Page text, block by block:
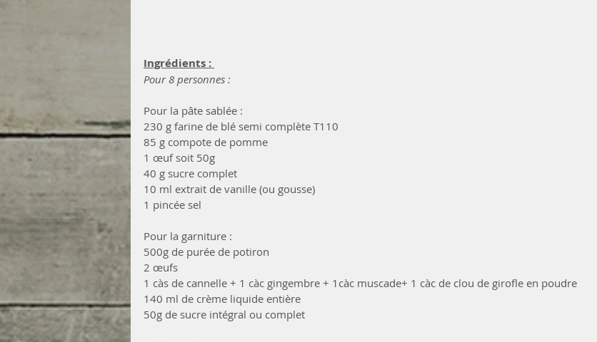
Ingrédients :
Pour 8 personnes :
Pour la pâte sablée :
230 g farine de blé semi complète T110
85 g compote de pomme
1 œuf soit 50g
40 g sucre complet
10 ml extrait de vanille (ou gousse)
1 pincée sel
Pour la garniture :
500g de purée de potiron
2 œufs
1 càs de cannelle + 1 càc gingembre + 1càc muscade+ 1 càc de clou de girofle en poudre
140 ml de crème liquide entière
50g de sucre intégral ou complet